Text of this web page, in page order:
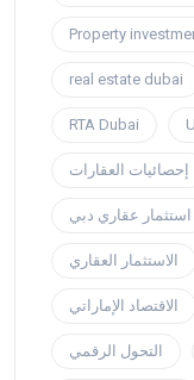
Property
real estate dubai
RTA Dubai
إحصائيات العقارات
استثمار عقاري دبي
الاستثمار العقاري
الاقتصاد الإماراتي
التحول الرقمي